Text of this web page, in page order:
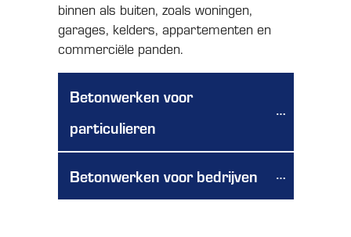
binnen als buiten, zoals woningen,
garages, kelders, appartementen en
commerciële panden.
Betonwerken voor
particulieren
Betonwerken voor bedrijven